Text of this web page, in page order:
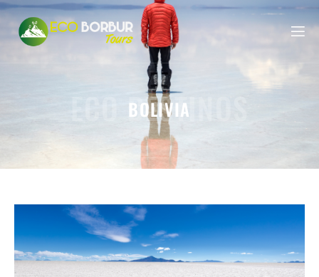
BOLIVIA
ECO DESTINOS